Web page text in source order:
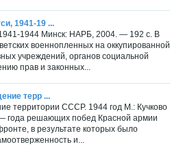
1941-19 ...
1944 Минск: НАРБ, 2004. — 192 с. В
военнопленных на оккупированной
учреждений, органов социальной
прав и законных...
терр ...
территории СССР. 1944 год М.: Кучково
года решающих побед Красной армии
в результате которых было
и...